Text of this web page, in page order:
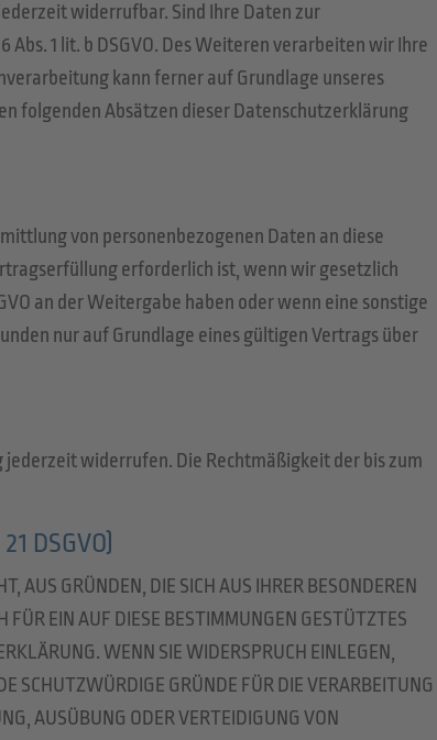
widerrufbar. Sind Ihre Daten zur
1 lit. b DSGVO. Des Weiteren verarbeiten wir Ihre
kann ferner auf Grundlage unseres
folgenden Absätzen dieser Datenschutzerklärung
von personenbezogenen Daten an diese
erforderlich ist, wenn wir gesetzlich
an der Weitergabe haben oder wenn eine sonstige
nur auf Grundlage eines gültigen Vertrags über
widerrufen. Die Rechtmäßigkeit der bis zum
DSGVO)
AUS GRÜNDEN, DIE SICH AUS IHRER BESONDEREN
FÜR EIN AUF DIESE BESTIMMUNGEN GESTÜTZTES
WENN SIE WIDERSPRUCH EINLEGEN,
SCHUTZWÜRDIGE GRÜNDE FÜR DIE VERARBEITUNG
AUSÜBUNG ODER VERTEIDIGUNG VON